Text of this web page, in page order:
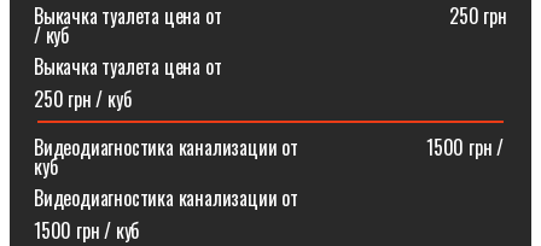
Выкачка туалета цена от⠀⠀⠀⠀⠀⠀⠀⠀⠀⠀⠀⠀⠀⠀⠀⠀250 грн
/ куб
Выкачка туалета цена от
250 грн / куб
Видеодиагностика канализации от⠀⠀⠀⠀⠀⠀⠀⠀⠀1500 грн /
куб
Видеодиагностика канализации от
1500 грн / куб